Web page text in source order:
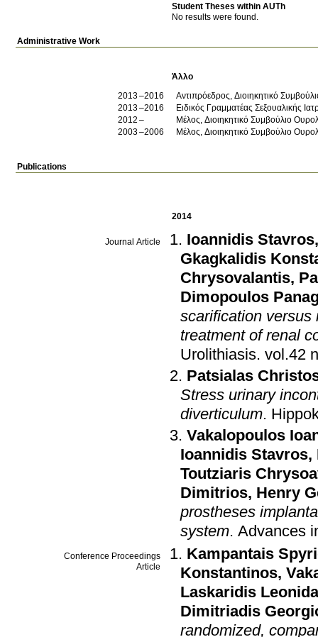
Student Theses within AUTh
No results were found.
Administrative Work
Άλλο
2013
2016
Αντιπρόεδρος, Διοιηκητικό
2013
2016
Ειδικός Γραμματέας Σεξουαλικής
2012
Μέλος, Διοιηκητικό Συμβούλιο
2003
2006 Μέλος, Διοιηκητικό Συμβούλιο
Publications
2014
Journal Article Ioannidis Stavros
Gkagkalidis
Chrysovalantis,
Dimopoulos
scarification versus
treatment of renal
Urolithiasis.
Patsialas
Stress urinary
diverticulum.
Vakalopoulos
Ioannidis Stavros,
Toutziaris
Dimitrios, Henry
prostheses
system. Advances
Conference Proceedings
Article
Kampantais
Konstantinos,
Laskaridis
Dimitriadis
randomized,